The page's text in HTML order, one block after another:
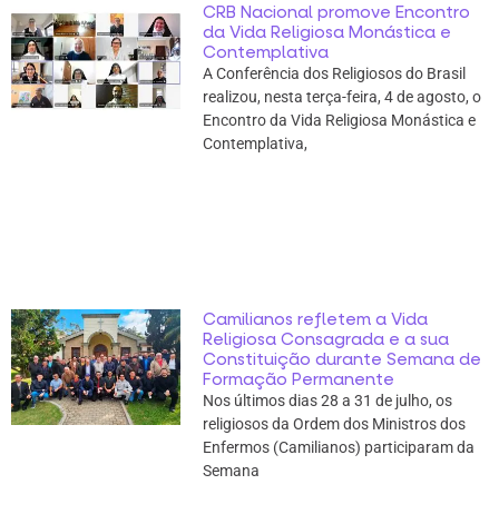
CRB Nacional promove Encontro
da Vida Religiosa Monástica e
Contemplativa
A Conferência dos Religiosos do Brasil
realizou, nesta terça-feira, 4 de agosto, o
Encontro da Vida Religiosa Monástica e
Contemplativa,
Camilianos refletem a Vida
Religiosa Consagrada e a sua
Constituição durante Semana de
Formação Permanente
Nos últimos dias 28 a 31 de julho, os
religiosos da Ordem dos Ministros dos
Enfermos (Camilianos) participaram da
Semana